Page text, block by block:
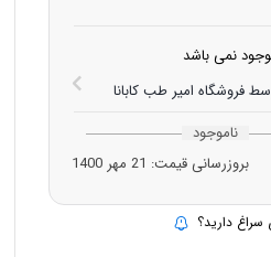
نمی باشد
فروشگاه امیر طب کابانا
ناموجود
بروزرسانی قیمت: 21 مهر 1400
دارید؟